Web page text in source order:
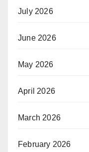
July 2026
June 2026
May 2026
April 2026
March 2026
February 2026